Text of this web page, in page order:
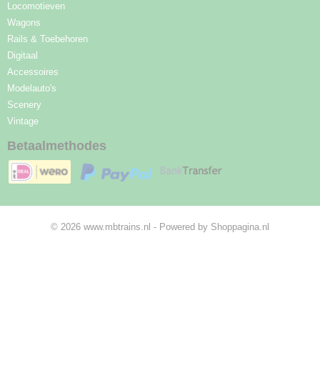
Locomotieven
Wagons
Rails & Toebehoren
Digitaal
Accessoires
Modelauto's
Scenery
Vintage
Betaalmethodes
© 2026 www.mbtrains.nl - Powered by Shoppagina.nl